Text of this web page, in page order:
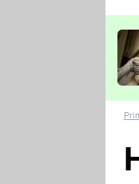
TŘESKU
FUTURAMA